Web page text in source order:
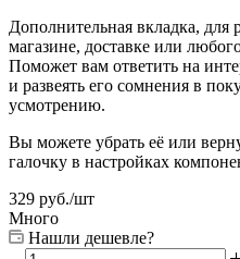
Дополнительная вкладка,
магазине, доставке или
Поможет вам ответить на
и развеять его сомнения в
усмотрению.
Вы можете убрать её или
галочку в настройках
329 руб./шт
Много
Нашли дешевле?